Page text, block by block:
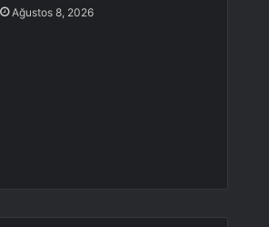
Ağustos 8, 2026